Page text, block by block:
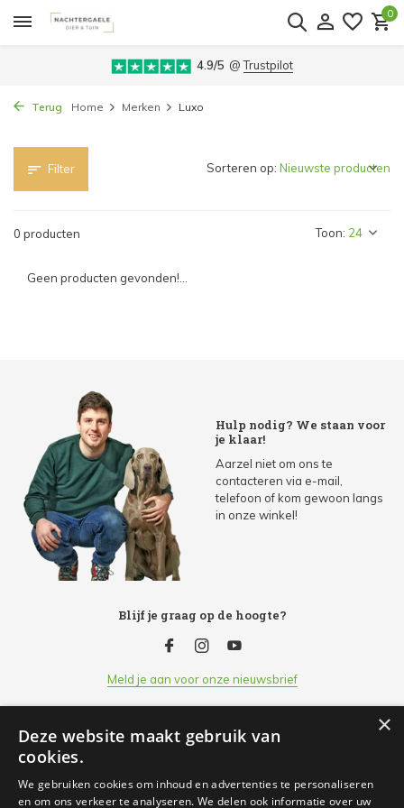
0
4.9/5 @Trustpilot
Terug Home Merken Luxo
Filter
0 producten Toon:
Sorteren op:
Geen producten gevonden!...
Hulp nodig? We staan voor
je klaar!
Aarzel niet om ons te
contacteren via e-mail,
telefoon of kom gewoon langs
in onze winkel!
Blijf je graag op de hoogte?
Meld je aan voor onze nieuwsbrief
Klantenservice
Openingsuren
×
Deze website maakt gebruik van
cookies.
We gebruiken cookies om inhoud en advertenties te personaliseren
en om ons verkeer te analyseren. We delen ook informatie over uw